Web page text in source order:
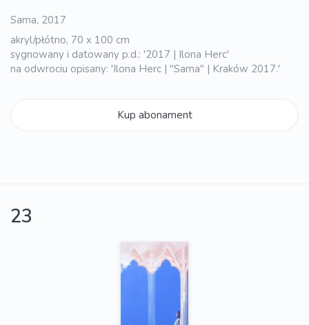
Sama, 2017
akryl/płótno, 70 x 100 cm
sygnowany i datowany p.d.: '2017 | Ilona Herc'
na odwrociu opisany: 'Ilona Herc | "Sama" | Kraków 2017.'
Kup abonament
23